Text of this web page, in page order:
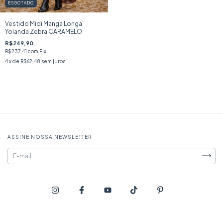
ESGOTADO
Vestido Midi Manga Longa
Yolanda Zebra CARAMELO
R$249,90
R$237,41 com Pix
4x de R$62,48 sem juros
ASSINE NOSSA NEWSLETTER